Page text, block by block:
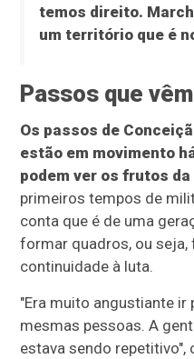
temos direito.
um território que é
Passos que
Os passos de
estão em movimento
podem ver os frutos
primeiros tempos de
conta que é de uma
formar quadros, ou
continuidade à luta.
"Era muito angustiante ir
mesmas pessoas. A
estava sendo repetitivo",